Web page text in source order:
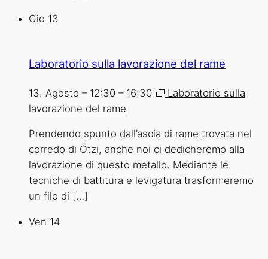
Gio 13
Laboratorio sulla lavorazione del rame
13. Agosto – 12:30 – 16:30
Laboratorio sulla
lavorazione del rame
Prendendo spunto dall’ascia di rame trovata nel
corredo di Ötzi, anche noi ci dedicheremo alla
lavorazione di questo metallo. Mediante le
tecniche di battitura e levigatura trasformeremo
un filo di […]
Ven 14